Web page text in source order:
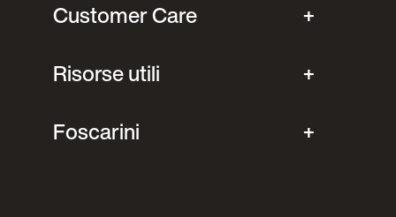
Customer Care
Risorse utili
Foscarini